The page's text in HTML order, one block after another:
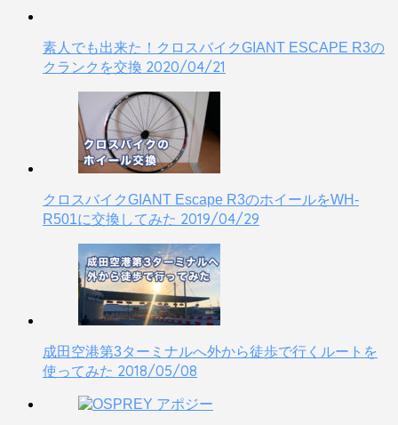
素人でも出来た！クロスバイクGIANT ESCAPE R3の
クランクを交換 2020/04/21
クロスバイクGIANT Escape R3のホイールをWH-
R501に交換してみた 2019/04/29
成田空港第3ターミナルへ外から徒歩で行くルートを
使ってみた 2018/05/08